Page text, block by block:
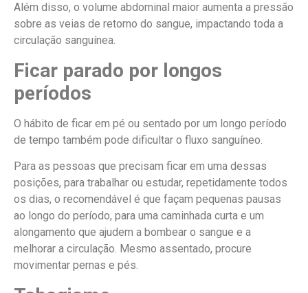
Além disso, o volume abdominal maior aumenta a pressão
sobre as veias de retorno do sangue, impactando toda a
circulação sanguínea.
Ficar parado por longos
períodos
O hábito de ficar em pé ou sentado por um longo período
de tempo também pode dificultar o fluxo sanguíneo.
Para as pessoas que precisam ficar em uma dessas
posições, para trabalhar ou estudar, repetidamente todos
os dias, o recomendável é que façam pequenas pausas
ao longo do período, para uma caminhada curta e um
alongamento que ajudem a bombear o sangue e a
melhorar a circulação. Mesmo assentado, procure
movimentar pernas e pés.